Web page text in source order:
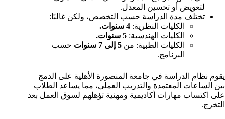
لتعويض أو تحسين المعدل.
تختلف مدة الدراسة حسب التخصص، ولكن غالبًا:
الكليات النظرية:
الكليات الهندسية: 5 سنوات.
الكليات الطبية: من
حسب
البرنامج.
يقوم نظام الدراسة في جامعة المنصورة الأهلية على الدمج
بين الساعات المعتمدة والتدريب العملي، مما يساعد الطلاب
على اكتساب مهارات أكاديمية ومهنية تؤهلهم لسوق العمل بعد
التخرج.